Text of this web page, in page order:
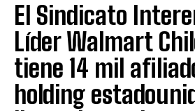
El Sindicato
Líder Walmart
tiene 14 mil
holding